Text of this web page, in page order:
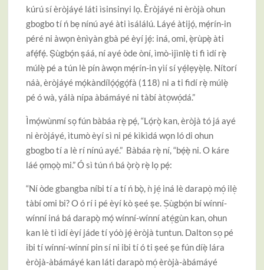
kúrú sí èròjáyé láti ìsinsinyi lọ. Èròjáyé ni èròjà ohun
gbogbo tí ń bẹ nínú ayé àti ìsálálú. Láyé àtijọ́, mẹ́rín-in
péré ni àwọn ènìyàn gbà pé èyí jẹ́: iná, omi, ẹ̀rùpẹ̀ àti
afẹ́fẹ́. Ṣùgbọ́n ṣáá, ní ayé òde òní, ìmò-ìjìnlẹ̀ ti fi ìdí rẹ̀
múlẹ̀ pé a tún lè pín àwọn mẹ́rín-in yìí sí yẹ́lẹyẹ̀lẹ. Nítorí
náà, èròjáyé mọ́kàndílọ́ọ́gọ́fà (118) ni a ti fidí rẹ̀ múlẹ̀
pé ó wà, yálà nípa àbámáyé ni tàbí àto̩wó̩dá.”
Ìmọ́wùnmí sọ fún bàbáa rẹ̀ pẹ́, “Lọ́rọ̀ kan, èròjà tó já ayé
ni èròjáyé, ìtumò èyí sì ni pé kìkìdá wọn ló di ohun
gbogbo tí a lè rí nínú ayé.” Bàbáa rẹ̀ ní, “bẹ́ẹ̀ ni. O káre
láé ọmọọ̀ mi.” Ó sì tún ń bá ọ̀rọ̀ rẹ̀ lọ pẹ́:
“Ní òde gbangba níbi tí a tí ń bọ̀, ǹ jé̩ iná lè darapò̩ mó̩ ilè̩
tàbí omi bi? O ó rí i pé èyí kò ṣeé ṣe. S̩ùgbó̩n bí wínní-
wínní iná bá darapọ̀ mọ́ wínní-wínní até̩gùn kan, ohun
kan lè ti ìdí èyí jáde tí yóò jẹ́ èròjà tuntun. Dalton so̩ pé
ibi tí wínní-wínní pin sí ni ibi tí ó ti ṣeé ṣe fún díẹ̀ lára
èròjà-àbámáyé kan láti darapò mó̩ èròjà-àbámáyé